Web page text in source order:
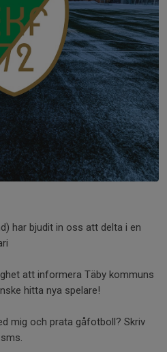
har bjudit in oss att delta i en
att informera Täby kommuns
hitta nya spelare!
mig och prata gåfotboll? Skriv